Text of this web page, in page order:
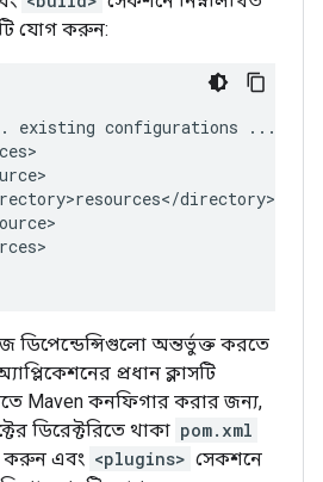
যোগ করুন:
existing configurations ...
ডিপেন্ডেন্সিগুলো অন্তর্ভুক্ত করতে
প্রধান ক্লাসটি
Maven কনফিগার করার জন্য,
ডিরেক্টরিতে থাকা pom.xml
করুন এবং <plugins> সেকশনে